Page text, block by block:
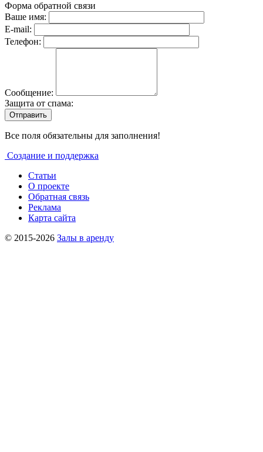
Форма обратной связи
Ваше имя:
E-mail:
Телефон:
Сообщение:
Защита от спама:
Все поля обязательны для заполнения!
Создание и поддержка
Статьи
О проекте
Обратная связь
Реклама
Карта сайта
© 2015-2026 Залы в аренду